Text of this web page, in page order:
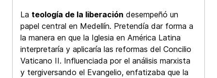
La teología de la liberación desempeñó un
papel central en Medellín. Pretendía dar forma a
la manera en que la Iglesia en América Latina
interpretaría y aplicaría las reformas del Concilio
Vaticano II. Influenciada por el análisis marxista
y tergiversando el Evangelio, enfatizaba que la